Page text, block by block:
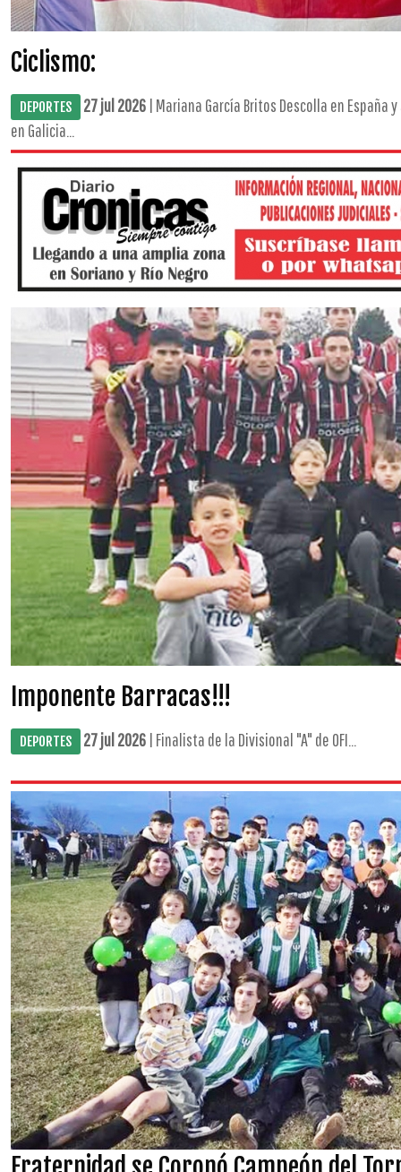
Ciclismo:
DEPORTES 27 jul 2026 | Mariana García Britos Descolla en España y
en Galicia...
Imponente Barracas!!!
DEPORTES 27 jul 2026 | Finalista de la Divisional "A" de OFI...